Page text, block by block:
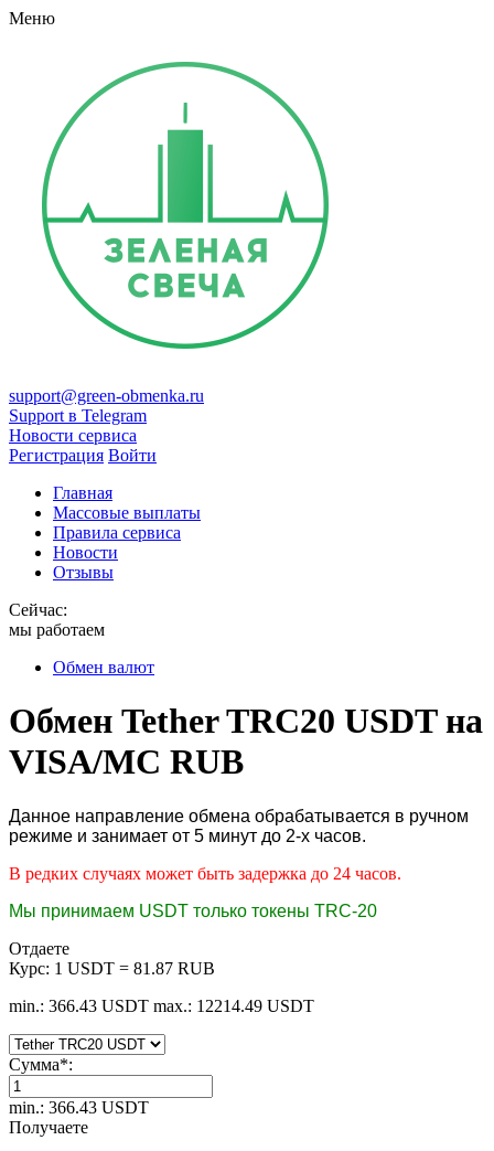
Меню
support@green-obmenka.ru
Support в Telegram
Новости сервиса
Регистрация Войти
Главная
Массовые выплаты
Правила сервиса
Новости
Отзывы
Сейчас:
мы работаем
Обмен валют
Обмен Tether TRC20 USDT на
VISA/MC RUB
Данное направление обмена обрабатывается в ручном
режиме и занимает от 5 минут до 2-х часов.
В редких случаях может быть задержка до 24 часов.
Мы принимаем USDT только токены TRC-20
Отдаете
Курс: 1 USDT = 81.87 RUB
min.: 366.43 USDT max.: 12214.49 USDT
Сумма*:
min.: 366.43 USDT
Получаете